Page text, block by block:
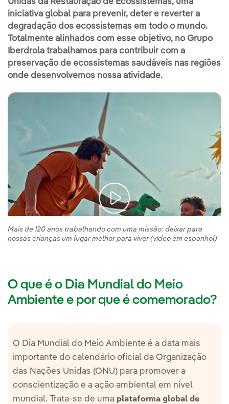
iniciativa global para prevenir, deter e reverter a
degradação dos ecossistemas em todo o mundo.
Totalmente alinhados com esse objetivo, no Grupo
Iberdrola trabalhamos para contribuir com a
preservação de ecossistemas saudáveis nas regiões
onde desenvolvemos nossa atividade.
Mais de 120 anos trabalhando com uma missão: deixar para
nossas crianças um lugar melhor para viver (vídeo em espanhol)
O que é o Dia Mundial do Meio
Ambiente e por que é comemorado?
O Dia Mundial do Meio Ambiente é a data mais
importante do calendário oficial da Organização
das Nações Unidas (ONU) para promover a
conscientização e a ação ambiental em nível
mundial. Trata-se de uma plataforma global de